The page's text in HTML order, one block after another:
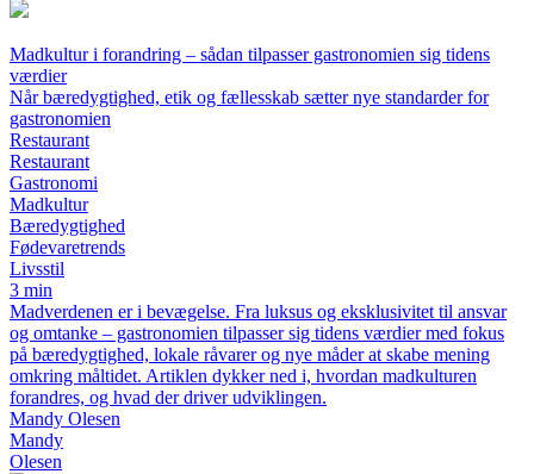
Madkultur i forandring – sådan tilpasser gastronomien sig tidens
værdier
Når bæredygtighed, etik og fællesskab sætter nye standarder for
gastronomien
Restaurant
Restaurant
Gastronomi
Madkultur
Bæredygtighed
Fødevaretrends
Livsstil
3 min
Madverdenen er i bevægelse. Fra luksus og eksklusivitet til ansvar
og omtanke – gastronomien tilpasser sig tidens værdier med fokus
på bæredygtighed, lokale råvarer og nye måder at skabe mening
omkring måltidet. Artiklen dykker ned i, hvordan madkulturen
forandres, og hvad der driver udviklingen.
Mandy Olesen
Mandy
Olesen